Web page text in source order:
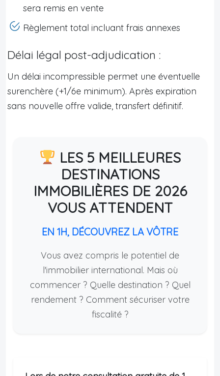
sera remis en vente
Règlement total incluant frais annexes
Délai légal post-adjudication :
Un délai incompressible permet une éventuelle
surenchère (+1/6e minimum). Après expiration
sans nouvelle offre valide, transfert définitif.
LES 5 MEILLEURES
DESTINATIONS
IMMOBILIÈRES DE 2026
VOUS ATTENDENT
EN 1H, DÉCOUVREZ LA VÔTRE
Vous avez compris le potentiel de
l'immobilier international. Mais où
commencer ? Quelle destination ? Quel
rendement ? Comment sécuriser votre
fiscalité ?